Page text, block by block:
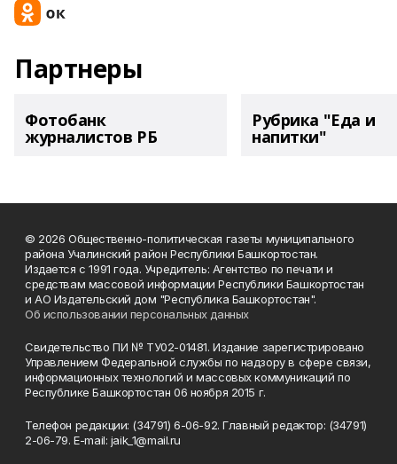
Партнеры
Фотобанк
журналистов РБ
Рубрика "Еда и
напитки"
© 2026 Общественно-политическая газеты муниципального
района Учалинский район Республики Башкортостан.
Издается с 1991 года. Учредитель: Агентство по печати и
средствам массовой информации Республики Башкортостан
и АО Издательский дом "Республика Башкортостан".
Об использовании персональных данных
Свидетельство ПИ № ТУ02-01481. Издание зарегистрировано
Управлением Федеральной службы по надзору в сфере связи,
информационных технологий и массовых коммуникаций по
Республике Башкортостан 06 ноября 2015 г.
Телефон редакции: (34791) 6-06-92. Главный редактор: (34791)
2-06-79. Е-mаil: jaik_1@mail.ru